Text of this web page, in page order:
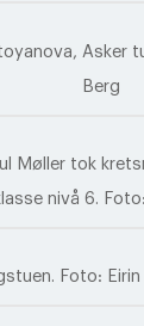
Asker
Berg
Møller tok
nivå 6.
Foto: